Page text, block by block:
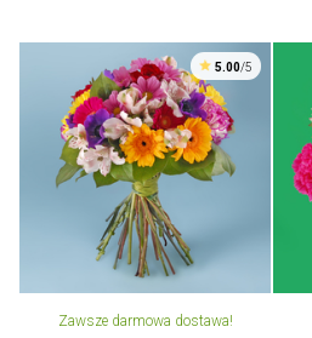
5.00/5
Zawsze darmowa dostawa!